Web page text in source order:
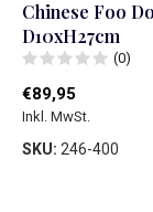
Chinese Foo
D10xH27cm
(0)
€89,95
Inkl. MwSt.
SKU: 246-400